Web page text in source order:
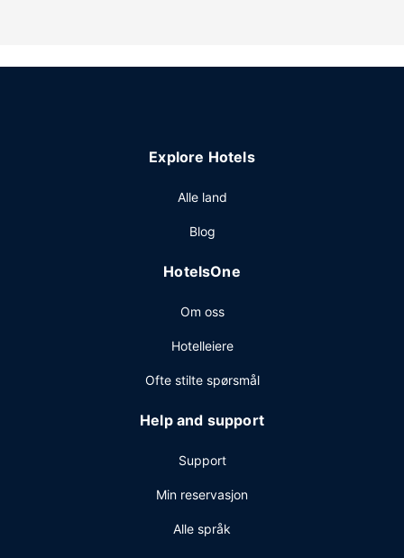
Explore Hotels
Alle land
Blog
HotelsOne
Om oss
Hotelleiere
Ofte stilte spørsmål
Help and support
Support
Min reservasjon
Alle språk